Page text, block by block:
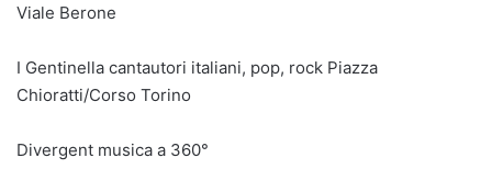
Viale Berone
I Gentinella cantautori italiani, pop, rock Piazza
Chioratti/Corso Torino
Divergent musica a 360°